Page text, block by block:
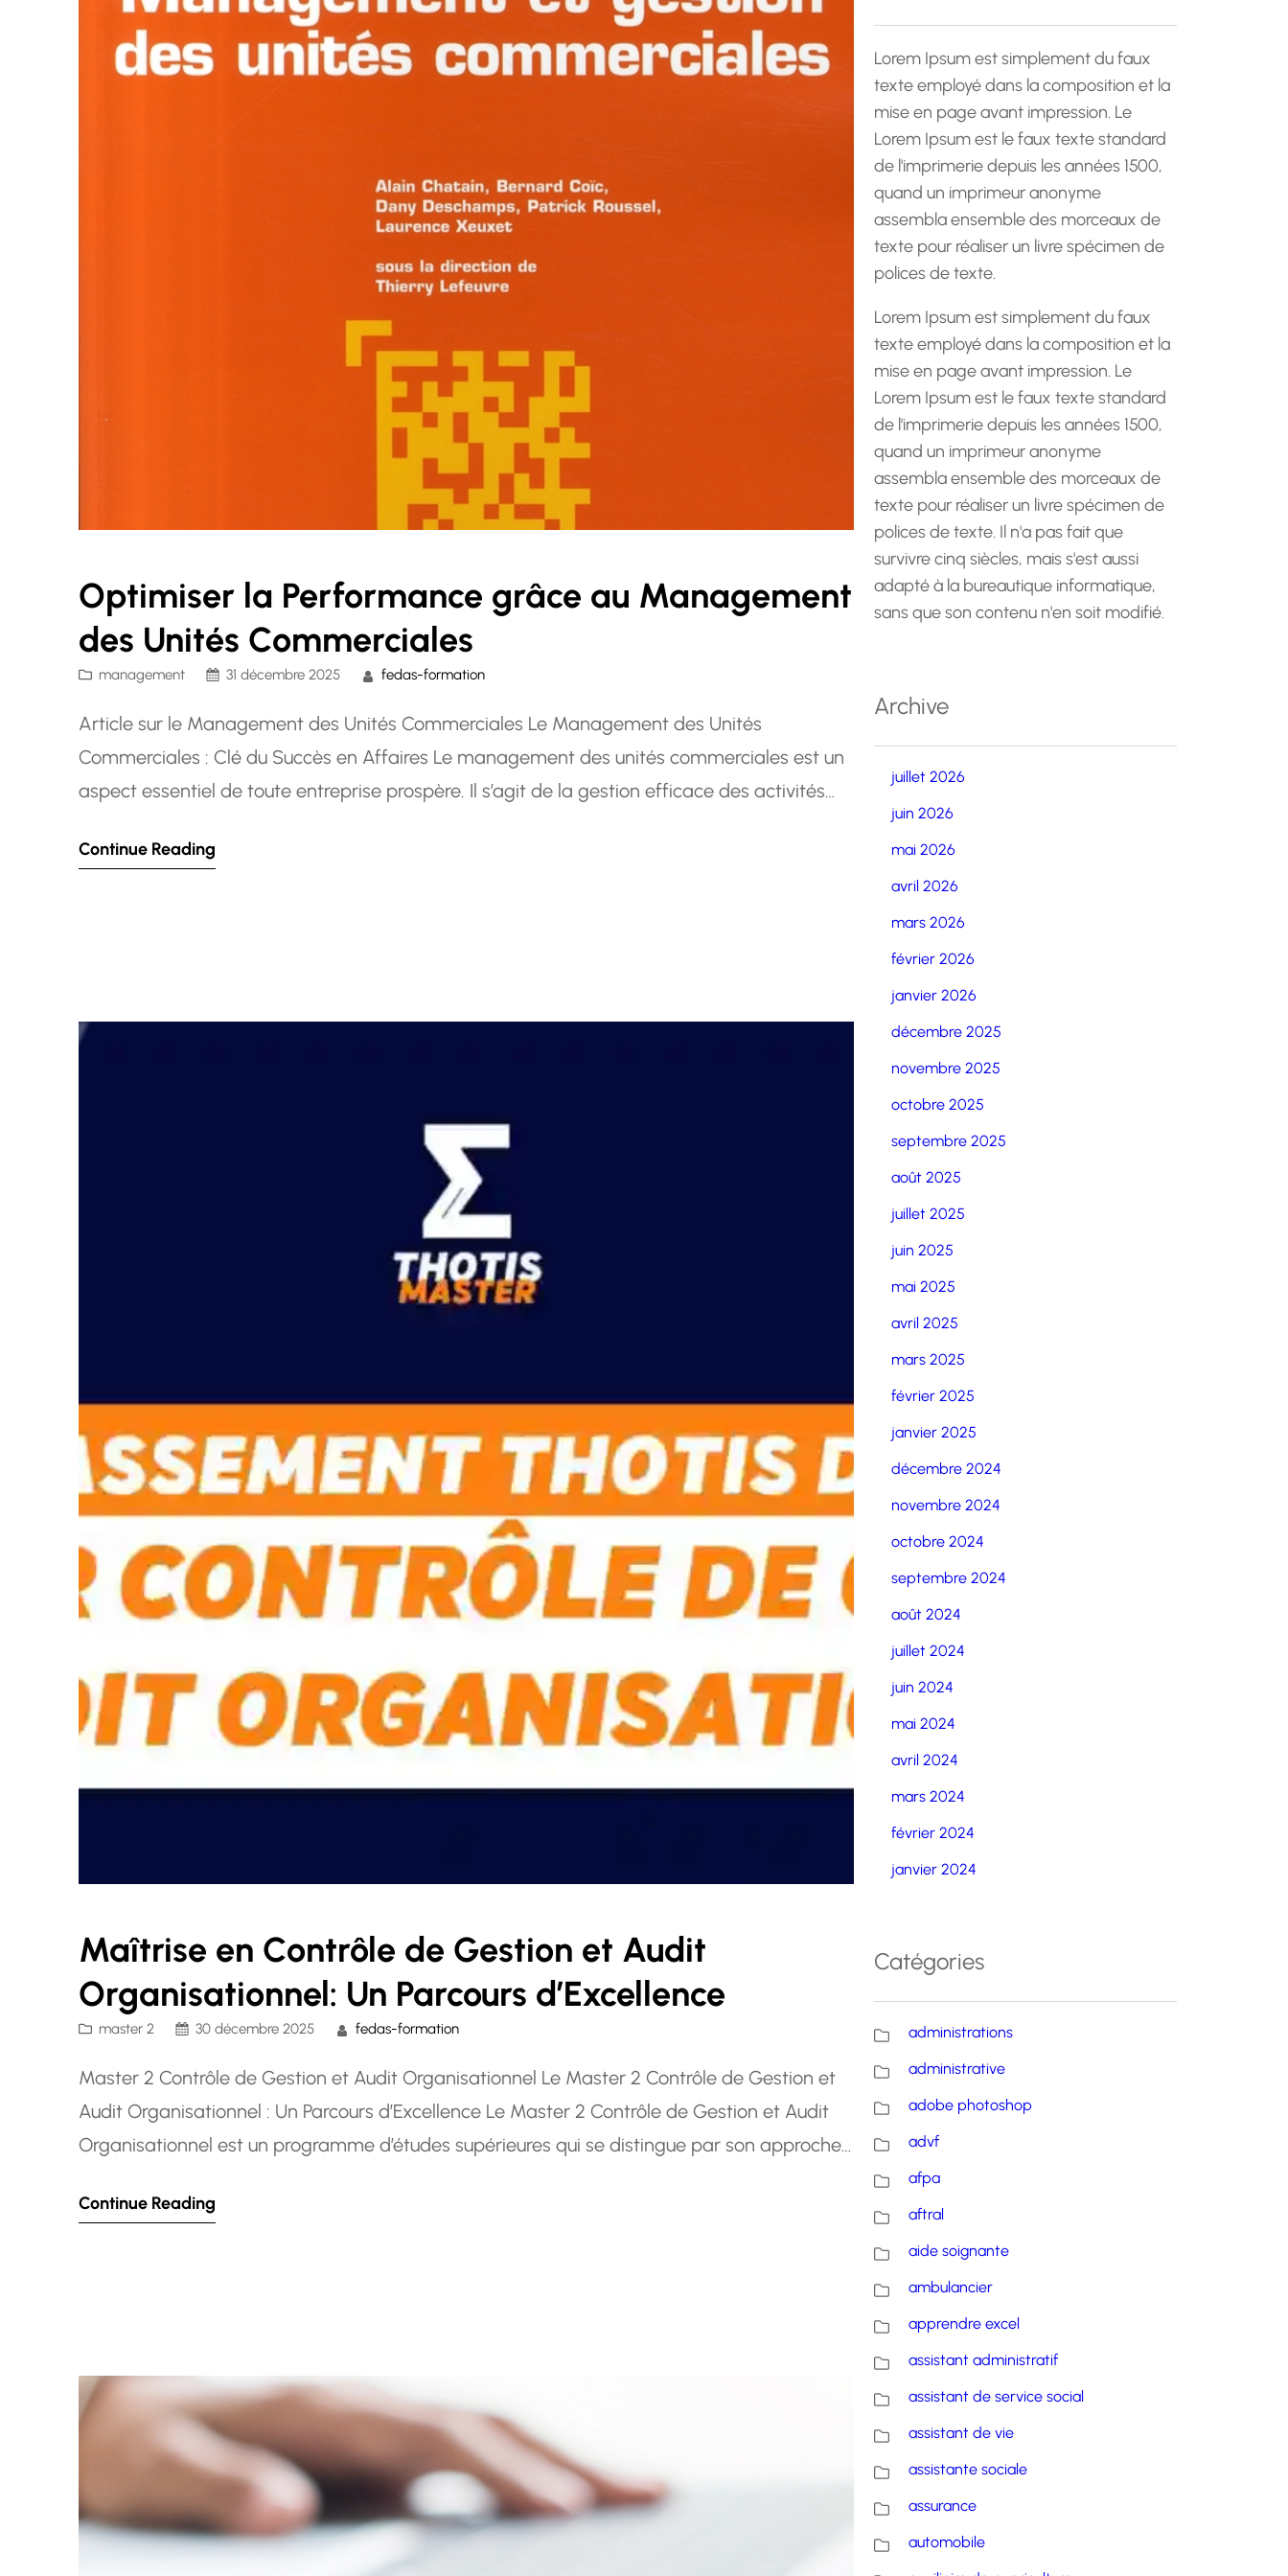
Optimiser la Performance grâce au Management
des Unités Commerciales
management 31 décembre 2025 fedas-formation
Article sur le Management des Unités Commerciales Le Management des Unités
Commerciales : Clé du Succès en Affaires Le management des unités commerciales est un
aspect essentiel de toute entreprise prospère. Il s’agit de la gestion efficace des activités
Les responsabilités d’un manager d’unité…
Continue Reading
Maîtrise en Contrôle de Gestion et Audit
Organisationnel: Un Parcours d’Excellence
master 2 30 décembre 2025 fedas-formation
Master 2 Contrôle de Gestion et Audit Organisationnel Le Master 2 Contrôle de Gestion et
Audit Organisationnel : Un Parcours d’Excellence Le Master 2 Contrôle de Gestion et Audit
Organisationnel est un programme d’études supérieures qui se distingue par son approche
Continue Reading
h
e
Lorem Ipsum est simplement du faux
texte employé dans la composition et la
mise en page avant impression. Le
Lorem Ipsum est le faux texte standard
de l'imprimerie depuis les années 1500,
quand un imprimeur anonyme
assembla ensemble des morceaux de
texte pour réaliser un livre spécimen de
polices de texte.
Lorem Ipsum est simplement du faux
texte employé dans la composition et la
mise en page avant impression. Le
Lorem Ipsum est le faux texte standard
de l'imprimerie depuis les années 1500,
quand un imprimeur anonyme
assembla ensemble des morceaux de
texte pour réaliser un livre spécimen de
polices de texte. Il n'a pas fait que
survivre cinq siècles, mais s'est aussi
adapté à la bureautique informatique,
sans que son contenu n'en soit modifié.
Archive
juillet 2026
juin 2026
mai 2026
avril 2026
mars 2026
février 2026
janvier 2026
décembre 2025
novembre 2025
octobre 2025
septembre 2025
août 2025
juillet 2025
juin 2025
mai 2025
avril 2025
mars 2025
février 2025
janvier 2025
décembre 2024
novembre 2024
octobre 2024
septembre 2024
août 2024
juillet 2024
juin 2024
mai 2024
avril 2024
mars 2024
février 2024
janvier 2024
Catégories
administrations
administrative
adobe photoshop
advf
afpa
aftral
aide soignante
ambulancier
apprendre excel
assistant administratif
assistant de service social
assistant de vie
assistante sociale
assurance
automobile